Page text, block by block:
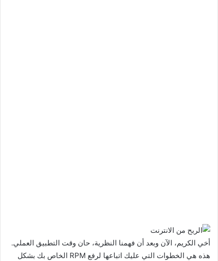
أخي الكريم، الآن وبعد أن فهمنا النظرية، حان وقت التطبيق العملي.
هذه هي الخطوات التي عليك اتباعها لرفع RPM الخاص بك بشكل